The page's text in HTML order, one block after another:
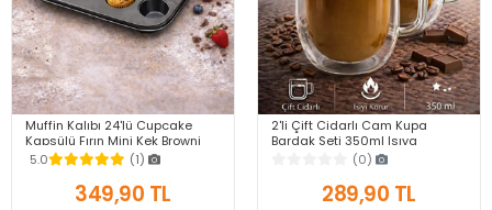
Muffin Kalıbı 24'lü Cupcake
Kapsülü Fırın Mini Kek Browni
Kekstra Kurabiye Kalıbı Muffin
Baking Pan
5.0 (1)
349,90 TL
2'li Çift Cidarlı Cam Kupa
Bardak Seti 350ml Isıya
Dayanıklı Espresso Sunum
Kulplu Kahve Bardağı
(0)
289,90 TL